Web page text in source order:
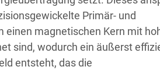
Primär- und
einen magnetischen Kern mit
sind, wodurch ein äußerst
entsteht, das die